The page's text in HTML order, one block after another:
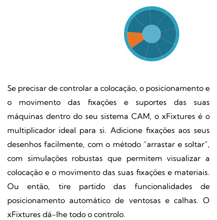
Se precisar de controlar a colocação, o posicionamento e
o movimento das fixações e suportes das suas
máquinas dentro do seu sistema CAM, o xFixtures é o
multiplicador ideal para si. Adicione fixações aos seus
desenhos facilmente, com o método “arrastar e soltar”,
com simulações robustas que permitem visualizar a
colocação e o movimento das suas fixações e materiais.
Ou então, tire partido das funcionalidades de
posicionamento automático de ventosas e calhas. O
xFixtures dá-lhe todo o controlo.